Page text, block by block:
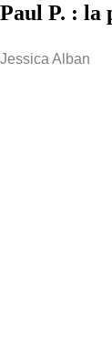
Paul P. : la
Jessica Alban